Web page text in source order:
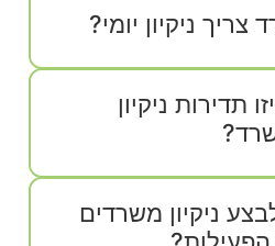
ניקיון יומי?
תדירות ניקיון
ניקיון משרדים